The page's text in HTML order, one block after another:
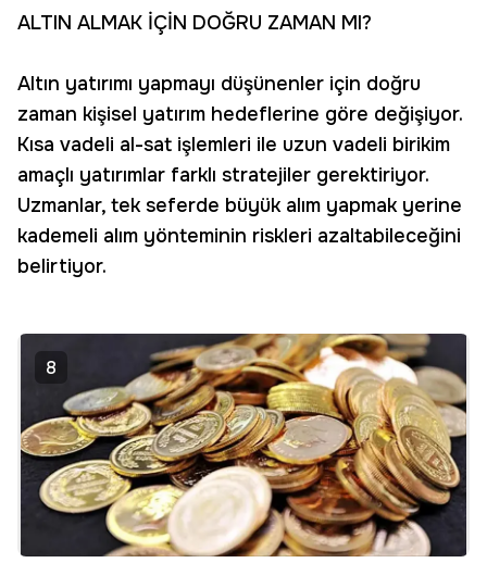
ALTIN ALMAK İÇİN DOĞRU ZAMAN MI?
Altın yatırımı yapmayı düşünenler için doğru
zaman kişisel yatırım hedeflerine göre değişiyor.
Kısa vadeli al-sat işlemleri ile uzun vadeli birikim
amaçlı yatırımlar farklı stratejiler gerektiriyor.
Uzmanlar, tek seferde büyük alım yapmak yerine
kademeli alım yönteminin riskleri azaltabileceğini
belirtiyor.
8